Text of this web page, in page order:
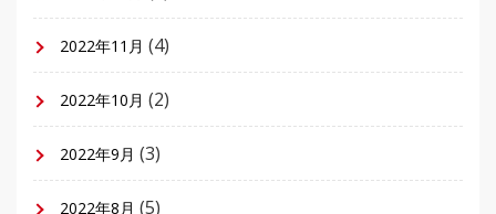
2022年11月 (4)
2022年10月 (2)
2022年9月 (3)
2022年8月 (5)